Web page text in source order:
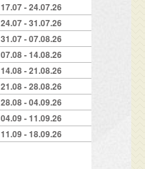
17.07 - 24.07.26
24.07 - 31.07.26
31.07 - 07.08.26
07.08 - 14.08.26
14.08 - 21.08.26
21.08 - 28.08.26
28.08 - 04.09.26
04.09 - 11.09.26
11.09 - 18.09.26